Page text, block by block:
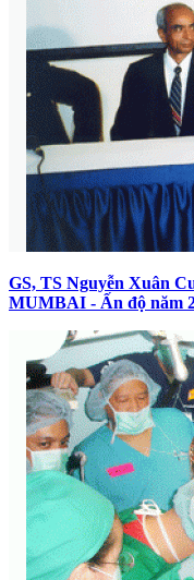
GS, TS Nguyễn Xuân
MUMBAI - Ấn độ năm